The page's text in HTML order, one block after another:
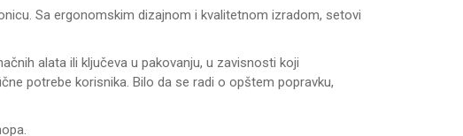
Sa ergonomskim dizajnom i kvalitetnom izradom, setovi
alata ili ključeva u pakovanju, u zavisnosti koji
potrebe korisnika. Bilo da se radi o opštem popravku,